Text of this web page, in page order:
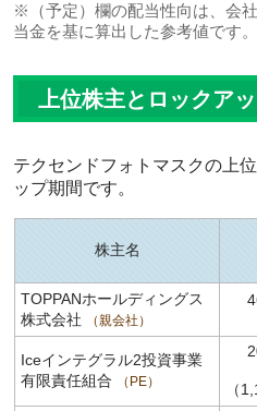
※（予定）欄の配当性向は、会
当金を基に算出した参考値です。
上位株主とロックア
テクセンドフォトマスクの上
ップ期間です。
株主名
TOPPANホールディングス
株式会社
親会社
Iceインテグラル2投資事業
有限責任組合
PE （